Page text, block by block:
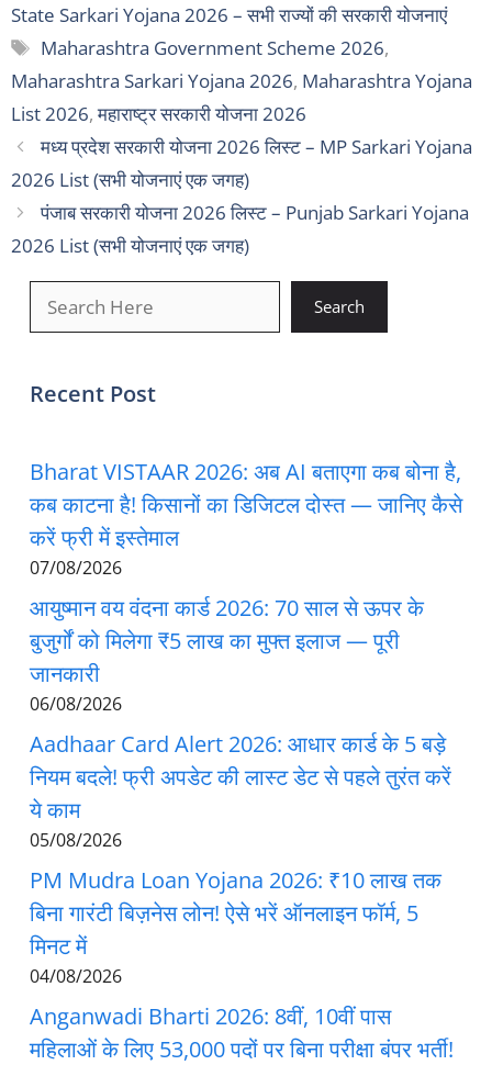
State Sarkari Yojana 2026 – सभी राज्यों की सरकारी योजनाएं
Tags
Maharashtra Government Scheme 2026,
Maharashtra Sarkari Yojana 2026, Maharashtra Yojana
List 2026,महाराष्ट्र सरकारी योजना 2026
मध्य प्रदेश सरकारी योजना 2026 लिस्ट – MP Sarkari Yojana
2026 List (सभी योजनाएं एक जगह)
पंजाब सरकारी योजना 2026 लिस्ट – Punjab Sarkari Yojana
2026 List (सभी योजनाएं एक जगह)
Search
Recent Post
Bharat VISTAAR 2026: अब AI बताएगा कब बोना है,
कब काटना है! किसानों का डिजिटल दोस्त — जानिए कैसे
करें फ्री में इस्तेमाल
07/08/2026
आयुष्मान वय वंदना कार्ड 2026: 70 साल से ऊपर के
बुजुर्गों को मिलेगा ₹5 लाख का मुफ्त इलाज — पूरी
जानकारी
06/08/2026
Aadhaar Card Alert 2026: आधार कार्ड के 5 बड़े
नियम बदले! फ्री अपडेट की लास्ट डेट से पहले तुरंत करें
ये काम
05/08/2026
PM Mudra Loan Yojana 2026: ₹10 लाख तक
बिना गारंटी बिज़नेस लोन! ऐसे भरें ऑनलाइन फॉर्म, 5
मिनट में
04/08/2026
Anganwadi Bharti 2026: 8वीं, 10वीं पास
महिलाओं के लिए 53,000 पदों पर बिना परीक्षा बंपर भर्ती!